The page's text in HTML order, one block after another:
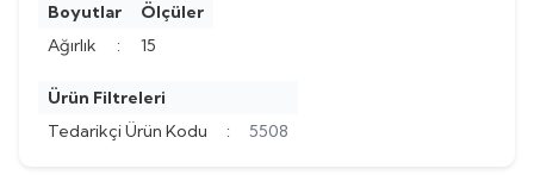
Boyutlar
Ölçüler
Ağırlık
: 15
Ürün Filtreleri
Tedarikçi Ürün Kodu
: 5508